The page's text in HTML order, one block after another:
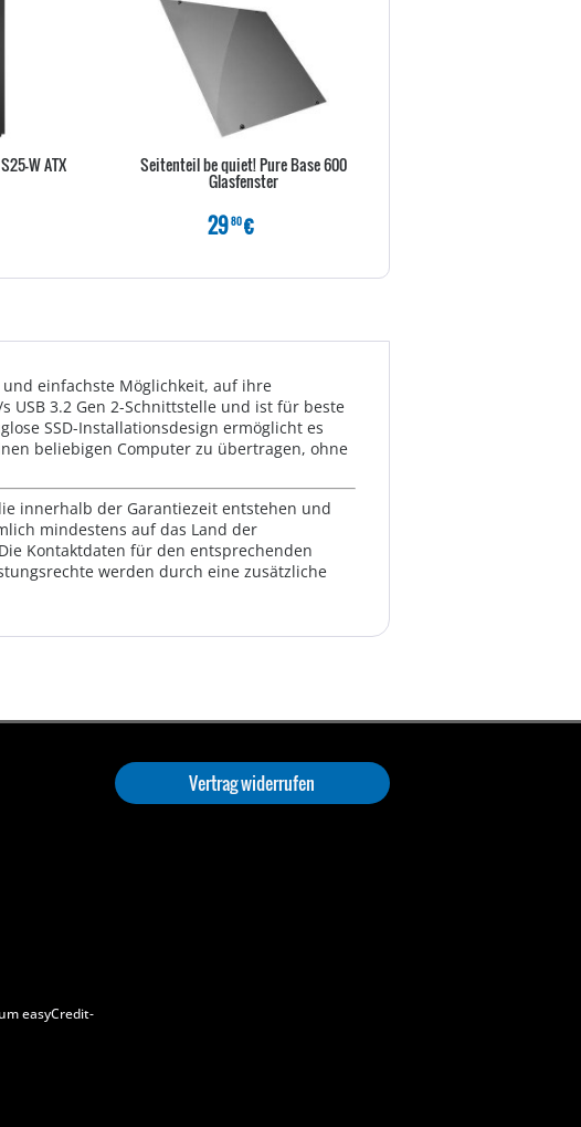
W ATX Seitenteil be quiet! Pure Base 600
Glasfenster
2980€
und einfachste Möglichkeit, auf ihre
USB 3.2 Gen 2-Schnittstelle und ist für beste
SSD-Installationsdesign ermöglicht es
beliebigen Computer zu übertragen, ohne
innerhalb der Garantiezeit entstehen und
mindestens auf das Land der
Kontaktdaten für den entsprechenden
werden durch eine zusätzliche
easyCredit-
Vertrag widerrufen